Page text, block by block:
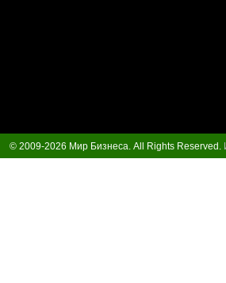
© 2009-2026 Мир Бизнеса. All Rights Reserved.